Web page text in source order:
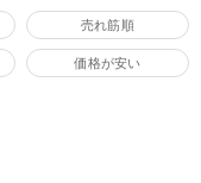
売れ筋順
価格が安い